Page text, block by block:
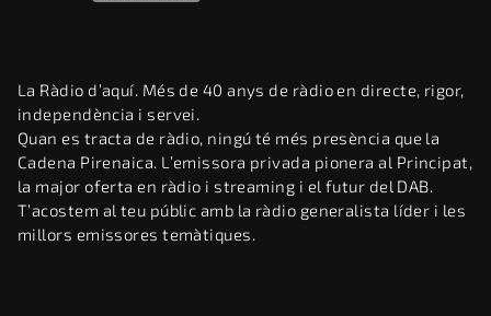
La Ràdio d’aquí. Més de 40 anys de ràdio en directe, rigor,
independència i servei.
Quan es tracta de ràdio, ningú té més presència que la
Cadena Pirenaica. L’emissora privada pionera al Principat,
la major oferta en ràdio i streaming i el futur del DAB.
T’acostem al teu públic amb la ràdio generalista líder i les
millors emissores temàtiques.